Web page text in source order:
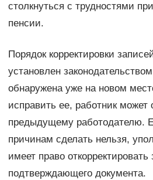
столкнуться с трудностями
пенсии.
Порядок корректировки
установлен
обнаружена уже на новом
исправить ее, работник может
предыдущему работодателю.
причинам сделать нельзя,
имеет право
подтверждающего документа.